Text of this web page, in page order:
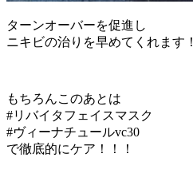
ターンオーバーを促進し
ニキビの治りを早めてくれます！
もちろんこのあとは
#リバイタフェイスマスク
#ヴィーナチュールvc30
で徹底的にケア！！！